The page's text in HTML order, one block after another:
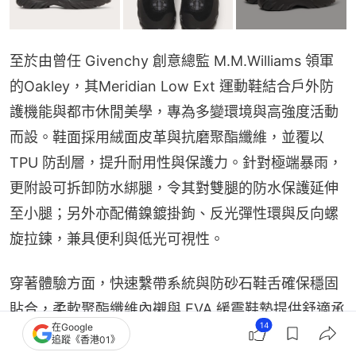
至於由曾任 Givenchy 創意總監 M.M.Williams 領軍
的Oakley，其Meridian Low Ext 運動鞋結合戶外防
護機能與都市休閒美學，專為多變環境與高強度活動
而設。鞋面採用絨面皮革與抗磨聚酯纖維，並覆以
TPU 防刮層，提升耐用性與保護力。針對極端暴雨，
更附設可拆卸防水綁腿，令其對雙腿的防水保護延伸
至小腿；另外亦配備鎳鍍掛鉤、反光彈性環與反向螺
旋拉鍊，兼具便利與低光可視性。
穿著體驗方面，快速繫帶系統與防砂石鞋舌確保穩固
貼合，柔軟聚酯纖維內襯與 EVA 緩震鞋墊提供舒適承
托。外底選用Oakley訂製的軍用級Vibram®橡膠，具
在Google
追蹤《香港01》
14